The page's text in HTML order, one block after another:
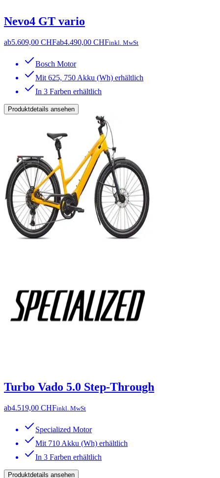
Nevo4 GT vario
ab5.609,00 CHFab4.490,00 CHFinkl. MwSt
Bosch Motor
Mit 625, 750 Akku (Wh) erhältlich
In 3 Farben erhältlich
Produktdetails ansehen
Turbo Vado 5.0 Step-Through
ab4.519,00 CHFinkl. MwSt
Specialized Motor
Mit 710 Akku (Wh) erhältlich
In 3 Farben erhältlich
Produktdetails ansehen